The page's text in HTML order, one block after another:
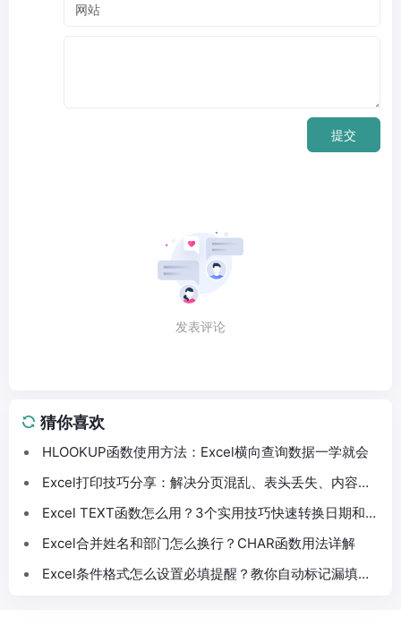
提交
发表评论
猜你喜欢
HLOOKUP函数使用方法：Excel横向查询数据一学就会
Excel打印技巧分享：解决分页混乱、表头丢失、内容截
Excel TEXT函数怎么用？3个实用技巧快速转换日期和数
Excel合并姓名和部门怎么换行？CHAR函数用法详解
Excel条件格式怎么设置必填提醒？教你自动标记漏填数